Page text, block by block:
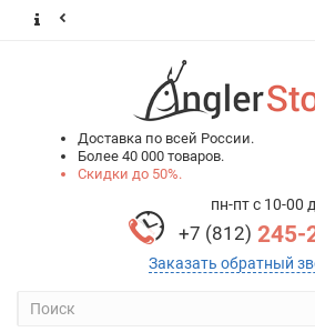
Доставка по всей России.
Более 40 000 товаров.
Скидки до 50%.
пн-пт с 10-00
+7 (812) 245-
Заказать обратный